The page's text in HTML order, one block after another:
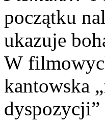
początku
ukazuje
W
kantowska